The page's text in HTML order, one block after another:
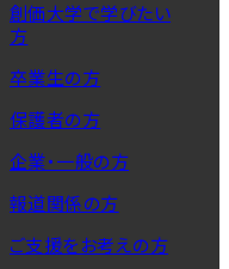
創価大学で学びたい
方
卒業生の方
保護者の方
企業・一般の方
報道関係の方
ご支援をお考えの方